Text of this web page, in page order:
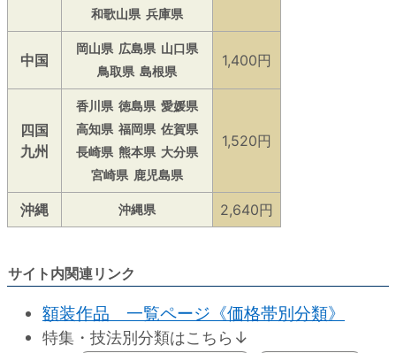
和歌山県 兵庫県
中国
岡山県 広島県 山口県
鳥取県 島根県
1,400円
四国
九州
香川県 徳島県 愛媛県
高知県 福岡県 佐賀県
長崎県 熊本県 大分県
宮崎県 鹿児島県
1,520円
沖縄 沖縄県 2,640円
サイト内関連リンク
額装作品 一覧ページ《価格帯別分類》
特集・技法別分類はこちら↓